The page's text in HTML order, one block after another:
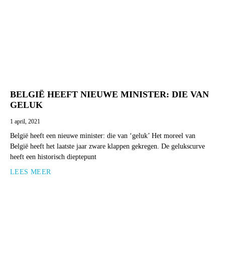
BELGIË HEEFT NIEUWE MINISTER: DIE VAN
GELUK
1 april, 2021
België heeft een nieuwe minister: die van ‘geluk’ Het moreel van
België heeft het laatste jaar zware klappen gekregen. De gelukscurve
heeft een historisch dieptepunt
LEES MEER